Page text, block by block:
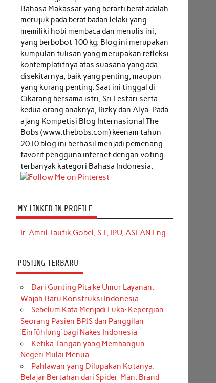
Bahasa Makassar yang berarti berat adalah
merujuk pada berat badan lelaki yang
memiliki hobi membaca dan menulis ini,
yang berbobot 100 kg. Blog ini merupakan
kumpulan tulisan yang merupakan refleksi
kontemplatifnya atas suasana yang ada
disekitarnya, baik yang penting, maupun
yang kurang penting. Saat ini tinggal di
Cikarang bersama istri, Sri Lestari serta
kedua orang anaknya, Rizky dan Alya. Pada
ajang Kompetisi Blog Internasional The
Bobs (www.thebobs.com) keenam tahun
2010 blog ini berhasil menjadi pemenang
favorit pengguna internet dengan voting
terbanyak kategori Bahasa Indonesia.
MY LINKED IN PROFILE
Ir. Amril Taufik Gobel, S.T, IPU, ASEAN Eng.
POSTING TERBARU
Dari Gunting Pita ke Umur Layanan:
Wajah Baru Konstruksi Indonesia
Sebelum Kata Menjadi Luka: Kepergian
Seorang Pasien BPJS dan Panggilan
‘Einfühlung’ bagi Nakes Indonesia
Ketika Tangan yang Membangun
Negeri Mulai Menua
Pahlawan yang Dilupakan Kotanya:
Belajar Bertahan dari Spider-Man: Brand